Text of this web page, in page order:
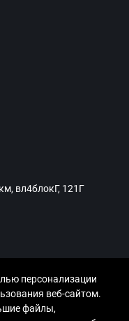
вл4блокГ, 121Г
персонализации
веб-сайтом.
файлы,